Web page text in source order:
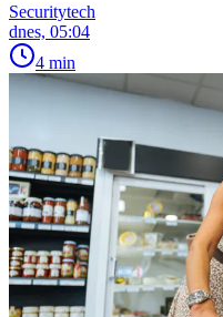
Securitytech
dnes, 05:04
4 min